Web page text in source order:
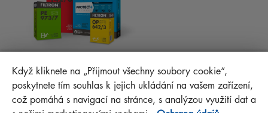
MANN+HUMMEL FT Poland
Sp. z o. o. Sp. k.
ul. Wrocławska 145, 63-800 GOSTYŃ, POLAND
Když kliknete na „Přijmout všechny soubory cookie“,
poskytnete tím souhlas k jejich ukládání na vašem zařízení,
což pomáhá s navigací na stránce, s analýzou využití dat a